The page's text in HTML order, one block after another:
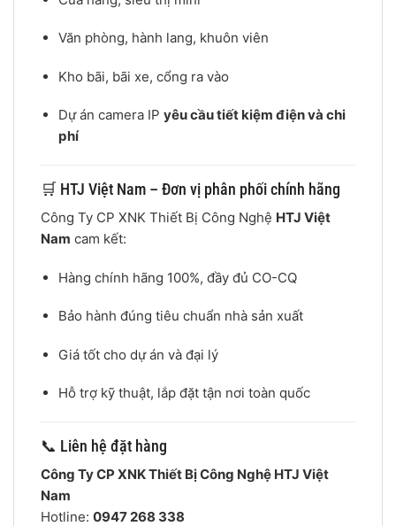
Văn phòng, hành lang, khuôn viên
Kho bãi, bãi xe, cổng ra vào
Dự án camera IP yêu cầu tiết kiệm điện và chi
phí
🛒 HTJ Việt Nam – Đơn vị phân phối chính hãng
Công Ty CP XNK Thiết Bị Công Nghệ HTJ Việt
Nam cam kết:
Hàng chính hãng 100%, đầy đủ CO-CQ
Bảo hành đúng tiêu chuẩn nhà sản xuất
Giá tốt cho dự án và đại lý
Hỗ trợ kỹ thuật, lắp đặt tận nơi toàn quốc
📞 Liên hệ đặt hàng
Công Ty CP XNK Thiết Bị Công Nghệ HTJ Việt
Nam
Hotline: 0947 268 338